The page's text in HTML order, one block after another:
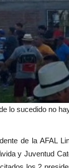
lo sucedido no
de la AFAL
y Juventud
Julio 24,
Lo anterior, en
calumnias tras